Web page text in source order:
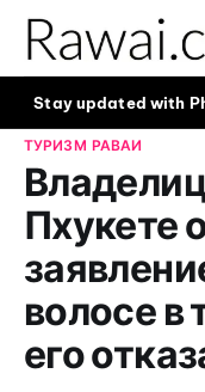
Stay updated with
ТУРИЗМ РАВАИ
Пхукете
волосе в
его